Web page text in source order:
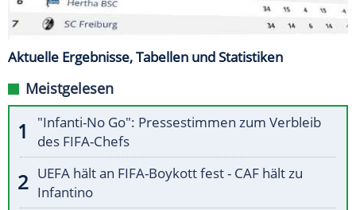
Aktuelle Ergebnisse, Tabellen und Statistiken
Meistgelesen
"Infanti-No Go": Pressestimmen zum Verbleib
des FIFA-Chefs
UEFA hält an FIFA-Boykott fest - CAF hält zu
Infantino